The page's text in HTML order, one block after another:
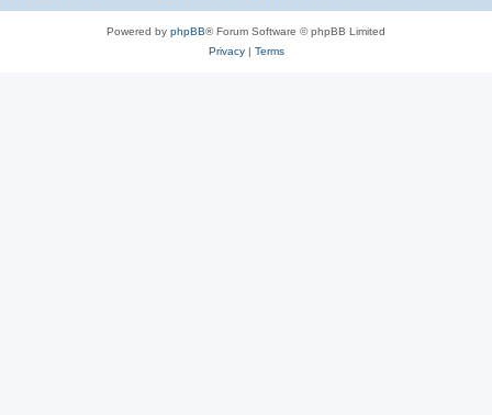
Powered by phpBB® Forum Software © phpBB Limited
Privacy| Terms